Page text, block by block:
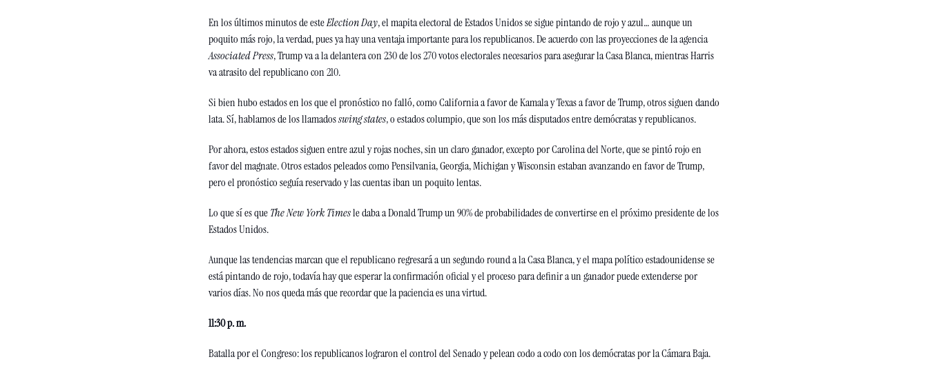
En los últimos minutos de este Election Day, el mapita electoral de Estados Unidos se sigue pintando de rojo y azul… aunque un
poquito más rojo, la verdad, pues ya hay una ventaja importante para los republicanos. De acuerdo con las proyecciones de la agencia
Associated Press, Trump va a la delantera con 230 de los 270 votos electorales necesarios para asegurar la Casa Blanca, mientras Harris
va atrasito del republicano con 210.
Si bien hubo estados en los que el pronóstico no falló, como California a favor de Kamala y Texas a favor de Trump, otros siguen dando
lata. Sí, hablamos de los llamados swing states, o estados columpio, que son los más disputados entre demócratas y republicanos.
Por ahora, estos estados siguen entre azul y rojas noches, sin un claro ganador, excepto por Carolina del Norte, que se pintó rojo en
favor del magnate. Otros estados peleados como Pensilvania, Georgia, Michigan y Wisconsin estaban avanzando en favor de Trump,
pero el pronóstico seguía reservado y las cuentas iban un poquito lentas.
Lo que sí es que The New York Times le daba a Donald Trump un 90% de probabilidades de convertirse en el próximo presidente de los
Estados Unidos.
Aunque las tendencias marcan que el republicano regresará a un segundo round a la Casa Blanca, y el mapa político estadounidense se
está pintando de rojo, todavía hay que esperar la confirmación oficial y el proceso para definir a un ganador puede extenderse por
varios días. No nos queda más que recordar que la paciencia es una virtud.
11:30 p. m.
Batalla por el Congreso: los republicanos lograron el control del Senado y pelean codo a codo con los demócratas por la Cámara Baja.